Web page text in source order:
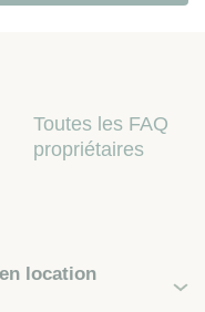
Toutes les FAQ
propriétaires
location